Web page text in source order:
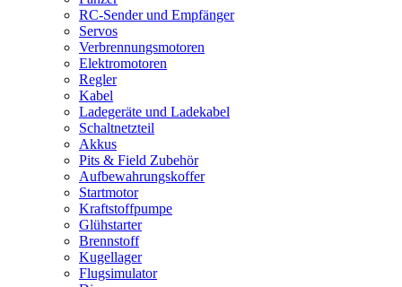
RC-Sender und Empfänger
Servos
Verbrennungsmotoren
Elektromotoren
Regler
Kabel
Ladegeräte und Ladekabel
Schaltnetzteil
Akkus
Pits & Field Zubehör
Aufbewahrungskoffer
Startmotor
Kraftstoffpumpe
Glühstarter
Brennstoff
Kugellager
Flugsimulator